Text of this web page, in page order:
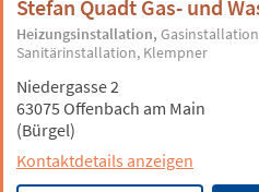
Stefan Quadt Gas- und
Heizungsinstallation Gasinstallation
Sanitärinstallation Klempner
Niedergasse 2
63075 Offenbach am Main
(Bürgel)
Kontaktdetails anzeigen